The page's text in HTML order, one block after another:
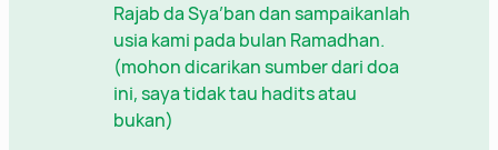
Rajab da Sya’ban dan sampaikanlah
usia kami pada bulan Ramadhan.
(mohon dicarikan sumber dari doa
ini, saya tidak tau hadits atau
bukan)